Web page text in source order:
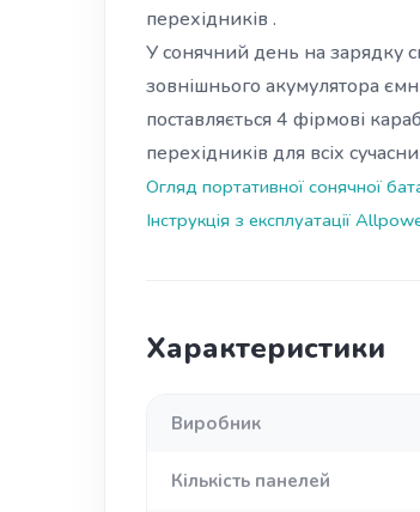
перехідників .
У сонячний день на зарядку
зовнішнього акумулятора
поставляється 4 фірмові
перехідників для всіх
Огляд портативної сонячної
Інструкція з експлуатації
Характеристики
Виробник
Кількість панелей